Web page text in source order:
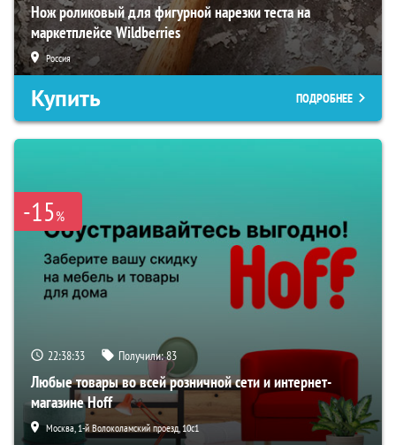
Нож роликовый для фигурной нарезки теста на
маркетплейсе Wildberries
Россия
Купить ПОДРОБНЕЕ
-15%
22:38:31 Получили:83
Любые товары во всей розничной сети и интернет-
магазине Hoff
Москва, 1-й Волоколамский проезд, 10с1